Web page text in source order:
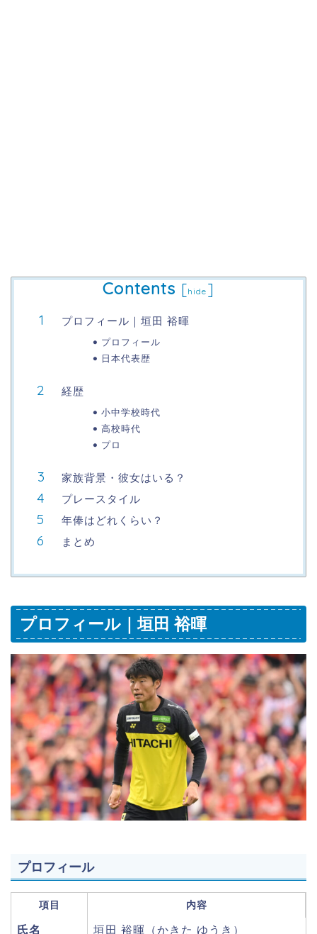
Contents [hide ]
プロフィール｜垣田 裕暉
プロフィール
日本代表歴
経歴
小中学校時代
高校時代
プロ
家族背景・彼女はいる？
プレースタイル
年俸はどれくらい？
まとめ
プロフィール｜垣田 裕暉
プロフィール
項目 内容
氏名 垣田 裕暉（かきた ゆうき）